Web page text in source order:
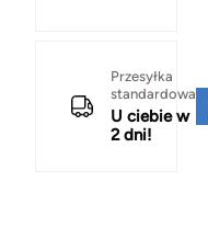
Przesyłka
standardowa
U ciebie w
2 dni!